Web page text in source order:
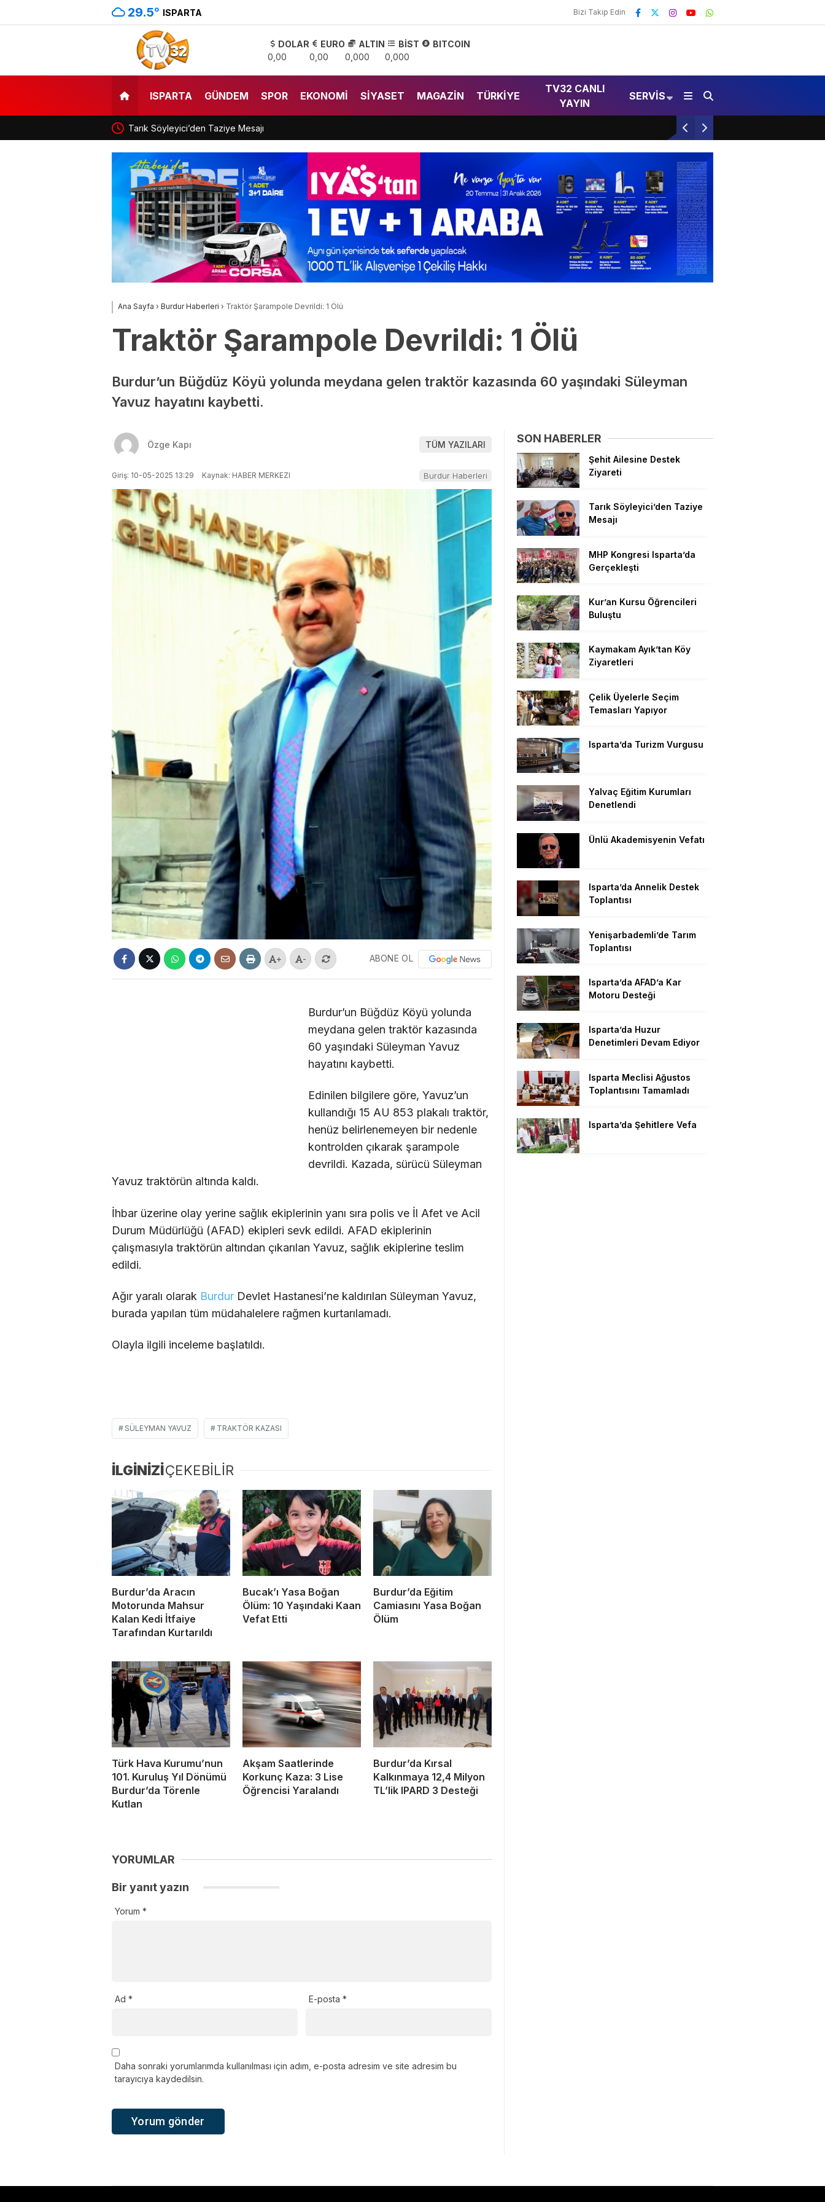
29.5° ISPARTA Bizi Takip Edin
DOLAR
0,00
EURO
0,00
ALTIN
0,000
BİST
0,000
BITCOIN
ISPARTA GÜNDEM SPOR EKONOMI SIYASET MAGAZIN TÜRKIYE
TV32 CANLI
YAYIN
SERVIS
Tarık Söyleyici’den Taziye Mesajı MHP Kongresi Isparta’da Gerçekleşti
Ana Sayfa › Burdur Haberleri › Traktör Şarampole Devrildi: 1 Ölü
Traktör Şarampole Devrildi: 1 Ölü
Burdur’un Büğdüz Köyü yolunda meydana gelen traktör kazasında 60 yaşındaki Süleyman
Yavuz hayatını kaybetti.
Özge Kapı TÜM YAZILARI
Giriş: 10-05-2025 13:29 Kaynak: HABER MERKEZI Burdur Haberleri
+ - ABONE OL
Burdur’un Büğdüz Köyü yolunda
meydana gelen traktör kazasında
60 yaşındaki Süleyman Yavuz
hayatını kaybetti.
Edinilen bilgilere göre, Yavuz’un
kullandığı 15 AU 853 plakalı traktör,
henüz belirlenemeyen bir nedenle
kontrolden çıkarak şarampole
devrildi. Kazada, sürücü Süleyman
Yavuz traktörün altında kaldı.
İhbar üzerine olay yerine sağlık ekiplerinin yanı sıra polis ve İl Afet ve Acil
Durum Müdürlüğü (AFAD) ekipleri sevk edildi. AFAD ekiplerinin
çalışmasıyla traktörün altından çıkarılan Yavuz, sağlık ekiplerine teslim
edildi.
Ağır yaralı olarak Burdur Devlet Hastanesi’ne kaldırılan Süleyman Yavuz,
burada yapılan tüm müdahalelere rağmen kurtarılamadı.
Olayla ilgili inceleme başlatıldı.
SÜLEYMAN YAVUZ TRAKTÖR KAZASI
İLGİNİZİÇEKEBİLİR
Burdur’da Aracın
Motorunda Mahsur
Kalan Kedi İtfaiye
Tarafından Kurtarıldı
Bucak’ı Yasa Boğan
Ölüm: 10 Yaşındaki Kaan
Vefat Etti
Burdur’da Eğitim
Camiasını Yasa Boğan
Ölüm
Türk Hava Kurumu’nun
101. Kuruluş Yıl Dönümü
Burdur’da Törenle
Kutlan
Akşam Saatlerinde
Korkunç Kaza: 3 Lise
Öğrencisi Yaralandı
Burdur’da Kırsal
Kalkınmaya 12,4 Milyon
TL’lik IPARD 3 Desteği
YORUMLAR
Bir yanıt yazın
Yorum *
Ad * E-posta *
Daha sonraki yorumlarımda kullanılması için adım, e-posta adresim ve site adresim bu
tarayıcıya kaydedilsin.
SON HABERLER
Şehit Ailesine Destek
Ziyareti
Tarık Söyleyici’den Taziye
Mesajı
MHP Kongresi Isparta’da
Gerçekleşti
Kur’an Kursu Öğrencileri
Buluştu
Kaymakam Ayık’tan Köy
Ziyaretleri
Çelik Üyelerle Seçim
Temasları Yapıyor
Isparta’da Turizm Vurgusu
Yalvaç Eğitim Kurumları
Denetlendi
Ünlü Akademisyenin Vefatı
Isparta’da Annelik Destek
Toplantısı
Yenişarbademli’de Tarım
Toplantısı
Isparta’da AFAD’a Kar
Motoru Desteği
Isparta’da Huzur
Denetimleri Devam Ediyor
Isparta Meclisi Ağustos
Toplantısını Tamamladı
Isparta’da Şehitlere Vefa